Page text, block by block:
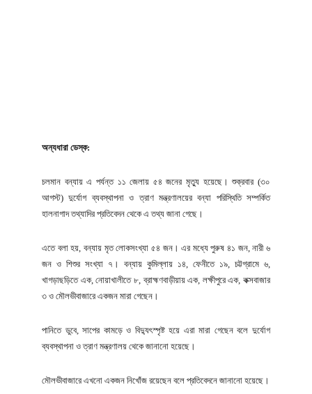
অন্যধারা ডেস্ক:
চলমান বন্যায় এ পর্যন্ত ১১ জেলায় ৫৪ জনের মৃত্যু হয়েছে। শুক্রবার (৩০
আগস্ট) দুর্যোগ ব্যবস্থাপনা ও ত্রাণ মন্ত্রণালয়ের বন্যা পরিস্থিতি সম্পর্কিত
হালনাগাদ তথ্যাদির প্রতিবেদন থেকে এ তথ্য জানা গেছে।
এতে বলা হয়, বন্যায় মৃত লোকসংখ্যা ৫৪ জন। এর মধ্যে পুরুষ ৪১ জন, নারী ৬
জন ও শিশুর সংখ্যা ৭। বন্যায় কুমিল্লা‌য় ১৪, ফেনীতে ১৯, চট্টগ্রামে ৬,
খাগড়াছড়িতে এক, নোয়াখালীতে ৮, ব্রাহ্মণবাড়ীয়ায় এক, লক্ষীপুরে এক, কক্সবাজার
৩ ও মৌলভীবাজারে একজন মারা গেছেন।
পানিতে ডুবে, সাপের কামড়ে ও বিদ্যুৎস্পৃষ্ট হয়ে এরা মারা গেছেন বলে দুর্যোগ
ব্যবস্থাপনা ও ত্রাণ মন্ত্রণালয় থেকে জানানো হয়েছে।
মৌলভীবাজারে এখনো একজন নিখোঁজ রয়েছেন বলে প্রতিবেদনে জানানো হয়েছে।